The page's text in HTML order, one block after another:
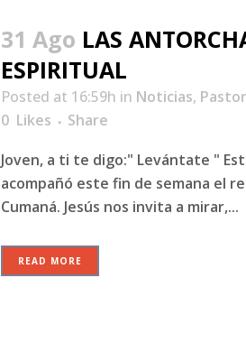
31 Ago LAS
ESPIRITUAL
Posted at 16:59h in Noticias,
0 Likes
Share
Joven, a ti te digo:" Levántate "
acompañó este fin de semana el
Cumaná. Jesús nos invita a mirar,...
READ MORE